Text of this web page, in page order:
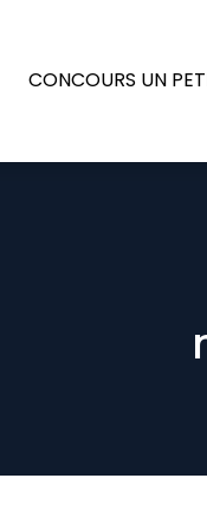
CONCOURS UN